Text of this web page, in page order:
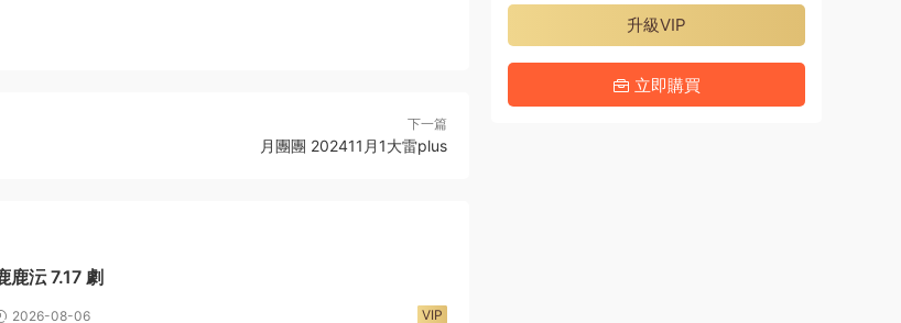
下一篇
月團團 202411月1大雷plus
鹿沄 7.17 劇
2026-08-06 VIP
升級VIP
立即購買